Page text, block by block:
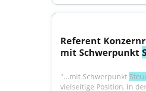
Referent
mit Schwerpunkt
"...mit Schwerpunkt
vielseitige Position, in